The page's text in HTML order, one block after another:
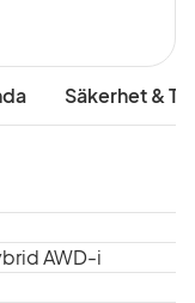
Säkerhet &
AWD-i